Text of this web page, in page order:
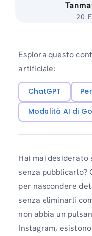
20
Esplora questo
artificiale:
ChatGPT
Modalità AI di
Hai mai desiderato
senza pubblicarlo?
per nascondere
senza eliminarli
non abbia un
Instagram,